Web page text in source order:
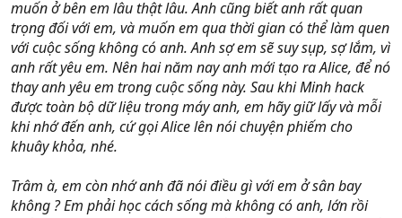
muốn ở bên em lâu thật lâu. Anh cũng biết anh rất quan
trọng đối với em, và muốn em qua thời gian có thể làm quen
với cuộc sống không có anh. Anh sợ em sẽ suy sụp, sợ lắm, vì
anh rất yêu em. Nên hai năm nay anh mới tạo ra Alice, để nó
thay anh yêu em trong cuộc sống này. Sau khi Minh hack
được toàn bộ dữ liệu trong máy anh, em hãy giữ lấy và mỗi
khi nhớ đến anh, cứ gọi Alice lên nói chuyện phiếm cho
khuây khỏa, nhé.
Trâm à, em còn nhớ anh đã nói điều gì với em ở sân bay
không ? Em phải học cách sống mà không có anh, lớn rồi